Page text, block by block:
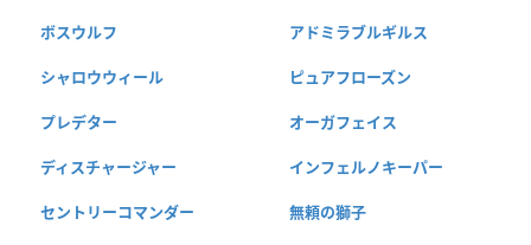
ボスウルフ アドミラブルギルス
シャロウウィール ピュアフローズン
プレデター オーガフェイス
ディスチャージャー インフェルノキーパー
セントリーコマンダー 無頼の獅子